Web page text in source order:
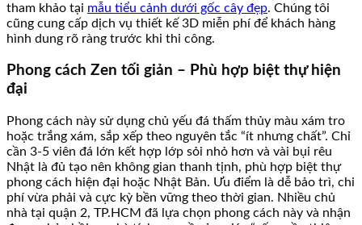
tham khảo tại mẫu tiểu cảnh dưới gốc cây đẹp. Chúng tôi
cũng cung cấp dịch vụ thiết kế 3D miễn phí để khách hàng
hình dung rõ ràng trước khi thi công.
Phong cách Zen tối giản – Phù hợp biệt thự hiện
đại
Phong cách này sử dụng chủ yếu đá thấm thủy màu xám tro
hoặc trắng xám, sắp xếp theo nguyên tắc “ít nhưng chất”. Chỉ
cần 3-5 viên đá lớn kết hợp lớp sỏi nhỏ hơn và vài bụi rêu
Nhật là đủ tạo nên không gian thanh tịnh, phù hợp biệt thự
phong cách hiện đại hoặc Nhật Bản. Ưu điểm là dễ bảo trì, chi
phí vừa phải và cực kỳ bền vững theo thời gian. Nhiều chủ
nhà tại quận 2, TP.HCM đã lựa chọn phong cách này và nhận